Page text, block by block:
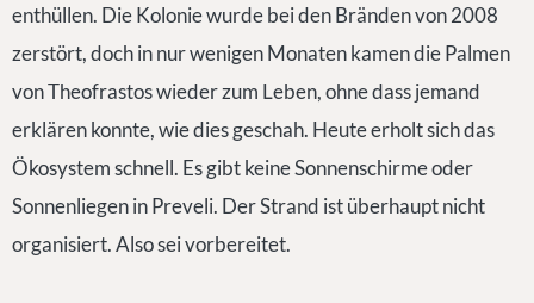
enthüllen. Die Kolonie wurde bei den Bränden von 2008
zerstört, doch in nur wenigen Monaten kamen die Palmen
von Theofrastos wieder zum Leben, ohne dass jemand
erklären konnte, wie dies geschah. Heute erholt sich das
Ökosystem schnell. Es gibt keine Sonnenschirme oder
Sonnenliegen in Preveli. Der Strand ist überhaupt nicht
organisiert. Also sei vorbereitet.